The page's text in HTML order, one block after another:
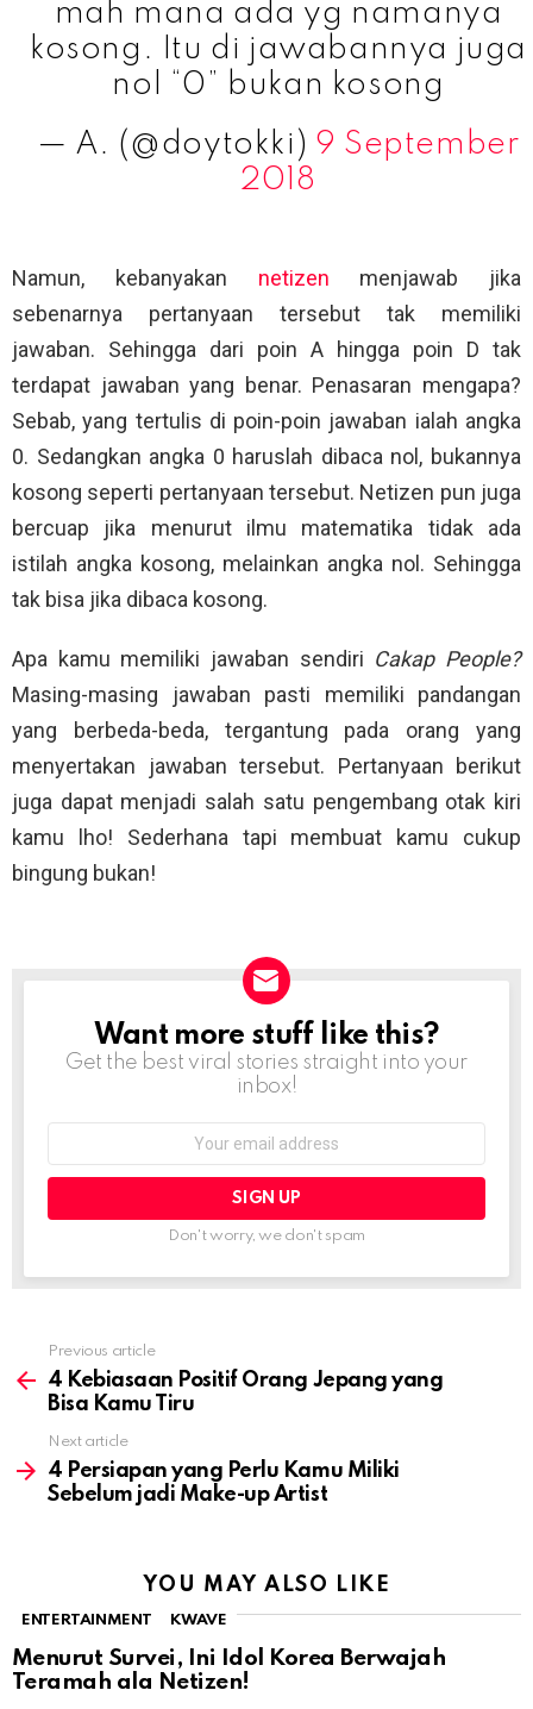
mah mana ada yg namanya
kosong. Itu di jawabannya juga
nol “0” bukan kosong
— A. (@doytokki) 9 September
2018
Namun, kebanyakan netizen menjawab jika
sebenarnya pertanyaan tersebut tak memiliki
jawaban. Sehingga dari poin A hingga poin D tak
terdapat jawaban yang benar. Penasaran mengapa?
Sebab, yang tertulis di poin-poin jawaban ialah angka
0. Sedangkan angka 0 haruslah dibaca nol, bukannya
kosong seperti pertanyaan tersebut. Netizen pun juga
bercuap jika menurut ilmu matematika tidak ada
istilah angka kosong, melainkan angka nol. Sehingga
tak bisa jika dibaca kosong.
Apa kamu memiliki jawaban sendiri Cakap People?
Masing-masing jawaban pasti memiliki pandangan
yang berbeda-beda, tergantung pada orang yang
menyertakan jawaban tersebut. Pertanyaan berikut
juga dapat menjadi salah satu pengembang otak kiri
kamu lho! Sederhana tapi membuat kamu cukup
bingung bukan!
NEWSLETTER
Want more stuff like this?
Get the best viral stories straight into your
inbox!
Don't worry, we don't spam
more
Previous article
4 Kebiasaan Positif Orang Jepang yang
Bisa Kamu Tiru
Next article
4 Persiapan yang Perlu Kamu Miliki
Sebelum jadi Make-up Artist
YOU MAY ALSO LIKE
ENTERTAINMENT KWAVE
Menurut Survei, Ini Idol Korea Berwajah
Teramah ala Netizen!